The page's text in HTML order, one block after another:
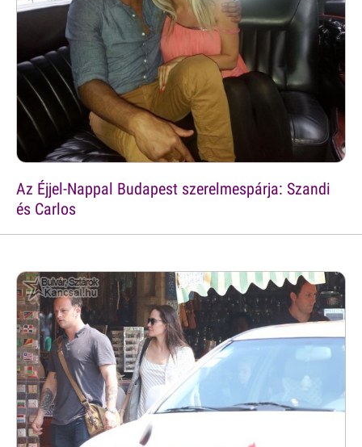
Az Éjjel-Nappal Budapest szerelmespárja: Szandi
és Carlos